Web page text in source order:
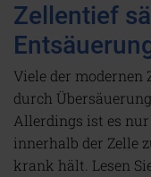
Zellentief
Viele der
durch
Allerdings ist es
innerhalb der Zelle
krank hält. Lesen